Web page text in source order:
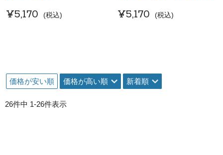
¥5,170 税込 ¥5,170 税込
価格が安い順 価格が高い順 新着順
26件中 1-26件表示